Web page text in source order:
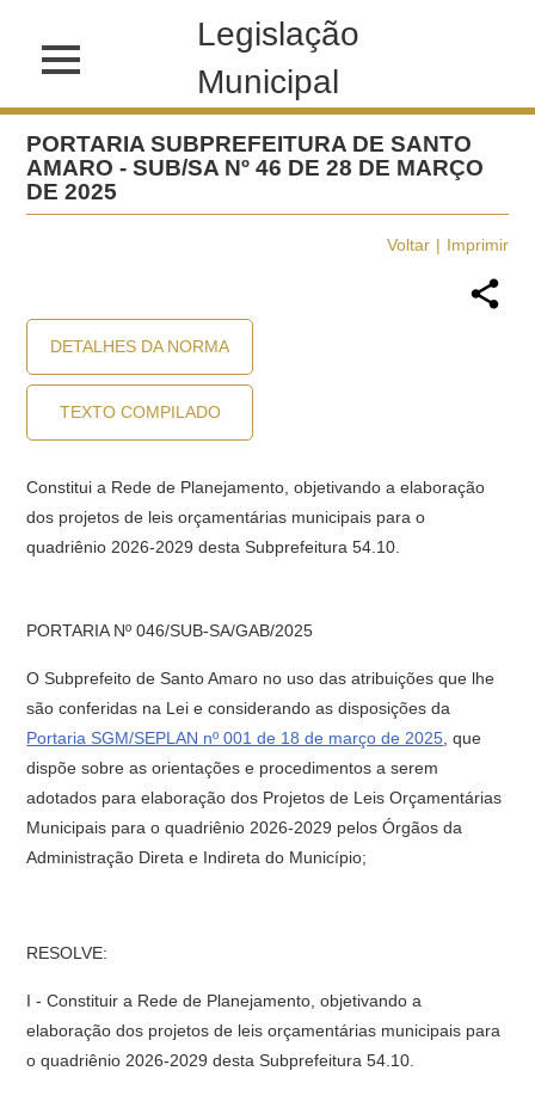
Legislação
Municipal
PORTARIA SUBPREFEITURA DE SANTO
AMARO - SUB/SA Nº 46 DE 28 DE MARÇO
DE 2025
Voltar Imprimir
DETALHES DA NORMA
TEXTO COMPILADO
Constitui a Rede de Planejamento, objetivando a elaboração
dos projetos de leis orçamentárias municipais para o
quadriênio 2026-2029 desta Subprefeitura 54.10.
PORTARIA Nº 046/SUB-SA/GAB/2025
O Subprefeito de Santo Amaro no uso das atribuições que lhe
são conferidas na Lei e considerando as disposições da
Portaria SGM/SEPLAN nº 001 de 18 de março de 2025 , que
dispõe sobre as orientações e procedimentos a serem
adotados para elaboração dos Projetos de Leis Orçamentárias
Municipais para o quadriênio 2026-2029 pelos Órgãos da
Administração Direta e Indireta do Município;
RESOLVE:
I - Constituir a Rede de Planejamento, objetivando a
elaboração dos projetos de leis orçamentárias municipais para
o quadriênio 2026-2029 desta Subprefeitura 54.10.